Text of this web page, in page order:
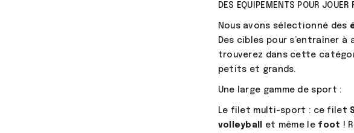
DES EQUIPEMENTS POUR
Nous avons sélectionné des
Des cibles pour s’entraîner
trouverez dans cette
petits et grands.
Une large gamme de sport :
Le filet multi-sport : ce filet
volleyball et même le foot !